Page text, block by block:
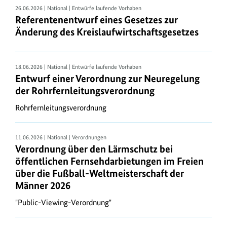
die
Gesetze
und
Rechtsverordnungen
in
ihrer
jeweils
Fassung.
Ausführung
des
Umweltrechts
Durch
Richtlinien
der
26.06.2026 | National | Entwürfe laufende Vorhaben
Referentenentwurf eines Gesetzes zur
Änderung des Kreislaufwirtschaftsgesetzes
18.06.2026 | National | Entwürfe laufende Vorhaben
Entwurf einer Verordnung zur Neuregelung
der Rohrfernleitungsverordnung
Rohrfernleitungsverordnung
11.06.2026 | National | Verordnungen
Verordnung über den Lärmschutz bei
öffentlichen Fernsehdarbietungen im Freien
über die Fußball-Weltmeisterschaft der
Männer 2026
"Public-Viewing-Verordnung"